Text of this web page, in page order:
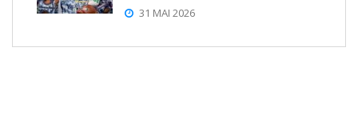
31 MAI 2026